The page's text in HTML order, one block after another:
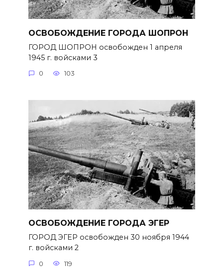
ОСВОБОЖДЕНИЕ ГОРОДА ШОПРОН
ГОРОД ШОПРОН освобожден 1 апреля
1945 г. войсками 3
0 103
ОСВОБОЖДЕНИЕ ГОРОДА ЭГЕР
ГОРОД ЭГЕР освобожден 30 ноября 1944
г. войсками 2
0 119